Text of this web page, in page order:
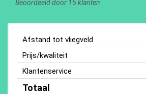
Beoordeeld door 15 klanten
Afstand tot vliegveld
Prijs/kwaliteit
Klantenservice
Totaal